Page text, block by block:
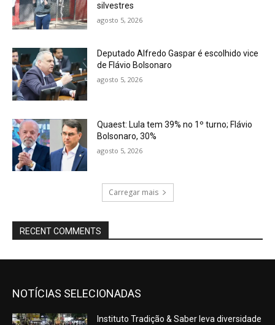
silvestres
agosto 5, 2026
Deputado Alfredo Gaspar é escolhido vice
de Flávio Bolsonaro
agosto 5, 2026
Quaest: Lula tem 39% no 1º turno; Flávio
Bolsonaro, 30%
agosto 5, 2026
Carregar mais
RECENT COMMENTS
NOTÍCIAS SELECIONADAS
Instituto Tradição & Saber leva diversidade